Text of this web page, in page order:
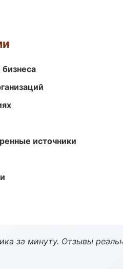
источники
за минуту. Отзывы